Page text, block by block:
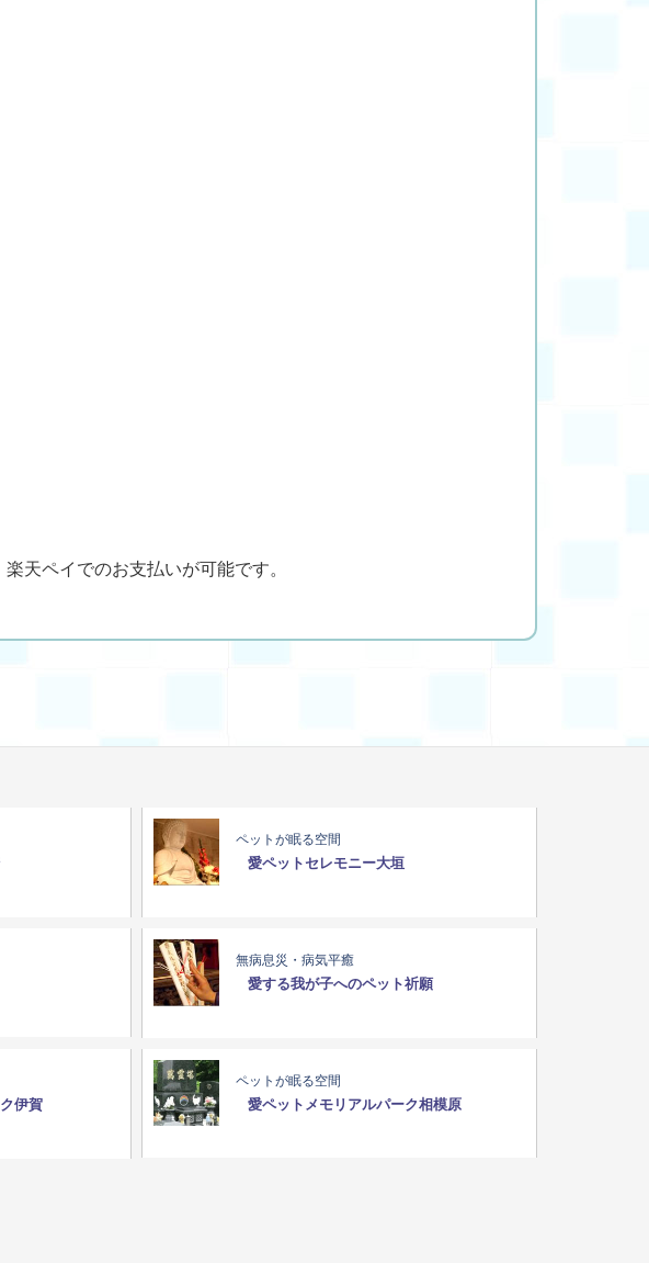
天ペイでのお支払いが可能です。
ペットが眠る空間
愛ペットセレモニー大垣
無病息災・病気平癒
愛する我が子へのペット祈願
伊賀
ペットが眠る空間
愛ペットメモリアルパーク相模原